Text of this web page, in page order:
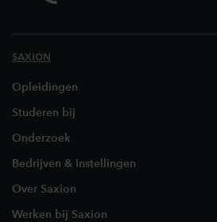
SAXION
Opleidingen
Studeren bij
Onderzoek
Bedrijven & Instellingen
Over Saxion
Werken bij Saxion